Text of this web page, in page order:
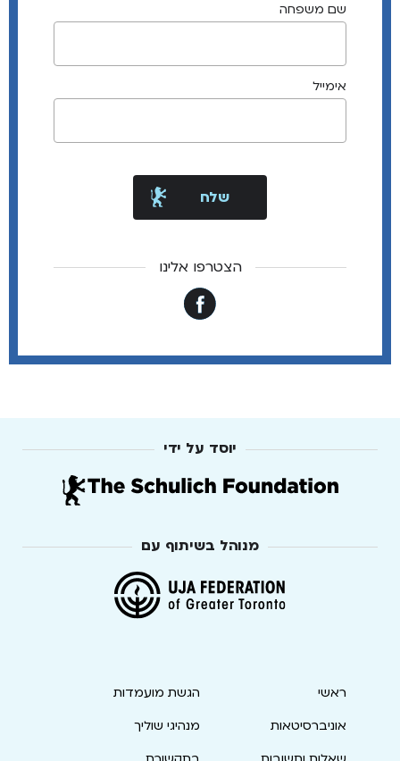
שם משפחה
אימייל
הצטרפו אלינו
יוסד על ידי
מנוהל בשיתוף עם
ראשי
הגשת מועמדות
אוניברסיטאות
מנהיגי שוליך